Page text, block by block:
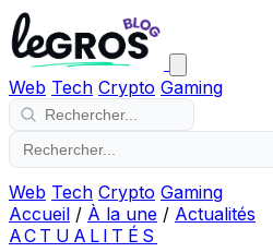
Web Tech Crypto Gaming
Web Tech Crypto Gaming
Accueil / À la une / Actualités
ACTUALITÉS